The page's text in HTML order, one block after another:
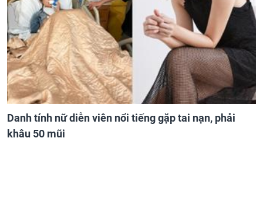
Danh tính nữ diễn viên nổi tiếng gặp tai nạn, phải
khâu 50 mũi